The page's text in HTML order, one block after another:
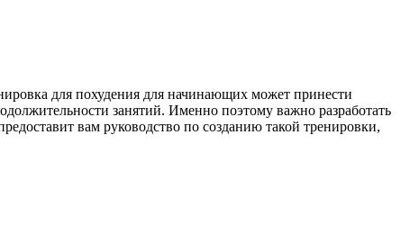
для похудения для начинающих может принести
занятий. Именно поэтому важно разработать
вам руководство по созданию такой тренировки,